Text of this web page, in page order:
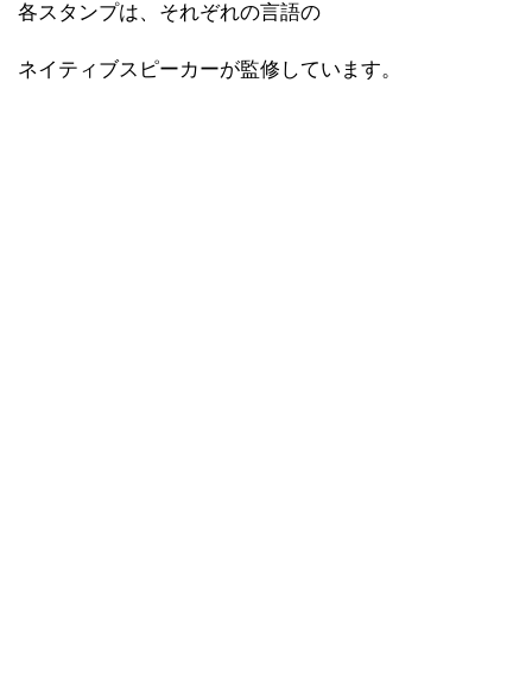
各スタンプは、それぞれの言語の
ネイティブスピーカーが監修しています。